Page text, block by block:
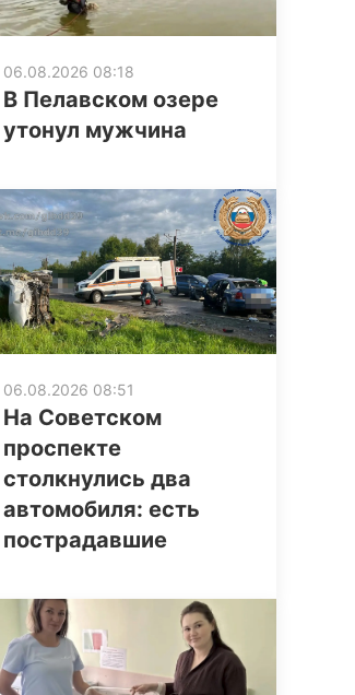
06.08.2026 08:18
В Пелавском озере
утонул мужчина
06.08.2026 08:51
На Советском
проспекте
столкнулись два
автомобиля: есть
пострадавшие